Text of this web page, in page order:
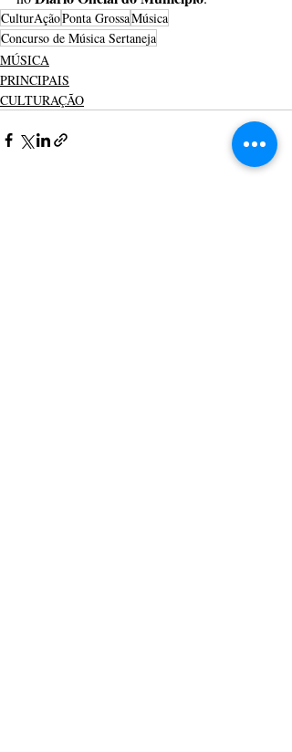
CulturAçãoPonta GrossaMúsica
Concurso de Música Sertaneja
MÚSICA
PRINCIPAIS
CULTURAÇÃO